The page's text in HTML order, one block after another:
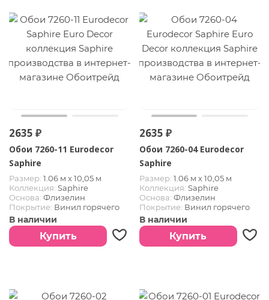
2635 ₽
Обои 7260-11 Eurodecor
Saphire
Размер: 1.06 м х 10,05 м
Коллекция: Saphire
Основа: Флизелин
Покрытие: Винил горячего
тиснения
В наличии
Купить
2635 ₽
Обои 7260-04 Eurodecor
Saphire
Размер: 1.06 м х 10,05 м
Коллекция: Saphire
Основа: Флизелин
Покрытие: Винил горячего
тиснения
В наличии
Купить